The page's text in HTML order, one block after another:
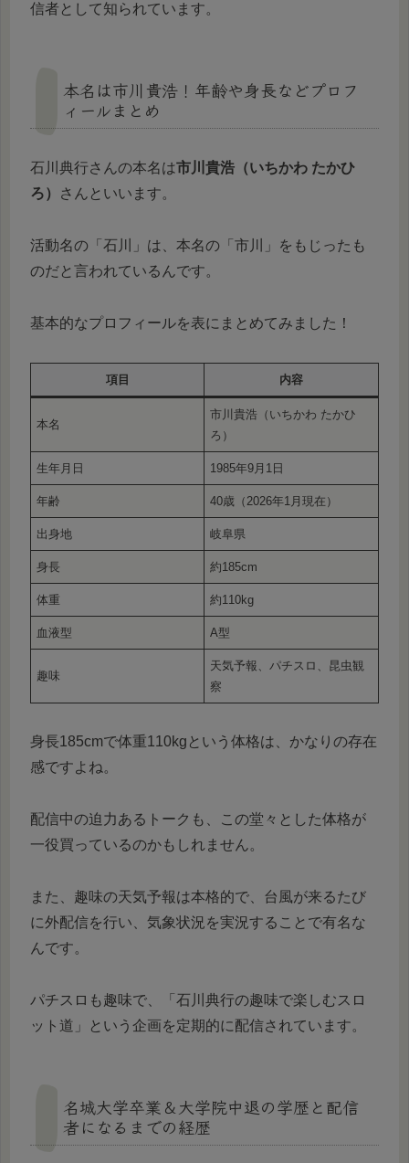
信者として知られています。
本名は市川貴浩！年齢や身長などプロフ
ィールまとめ
石川典行さんの本名は市川貴浩（いちかわ たかひ
ろ）
さんといいます。
活動名の「石川」は、本名の「市川」をもじったも
のだと言われているんです。
基本的なプロフィールを表にまとめてみました！
項目 内容
本名
市川貴浩（いちかわ たかひ
ろ）
生年月日 1985年9月1日
年齢 40歳（2026年1月現在）
出身地 岐阜県
身長 約185cm
体重 約110kg
血液型 A型
趣味
天気予報、パチスロ、昆虫観
察
身長185cmで体重110kgという体格は、かなりの存在
感ですよね。
配信中の迫力あるトークも、この堂々とした体格が
一役買っているのかもしれません。
また、趣味の天気予報は本格的で、台風が来るたび
に外配信を行い、気象状況を実況することで有名な
んです。
パチスロも趣味で、「石川典行の趣味で楽しむスロ
ット道」という企画を定期的に配信されています。
名城大学卒業＆大学院中退の学歴と配信
者になるまでの経歴